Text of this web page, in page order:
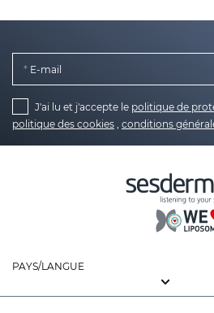
E-mail
J'ai lu et j'accepte le politique de
politique des cookies conditions
PAYS/LANGUE